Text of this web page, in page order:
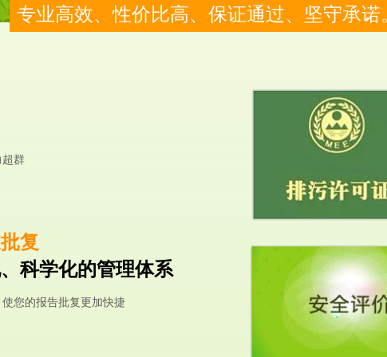
专业高效、性价比高、保证通过、坚守承诺
超群
复
科学化的管理体系
您的报告批复更加快捷